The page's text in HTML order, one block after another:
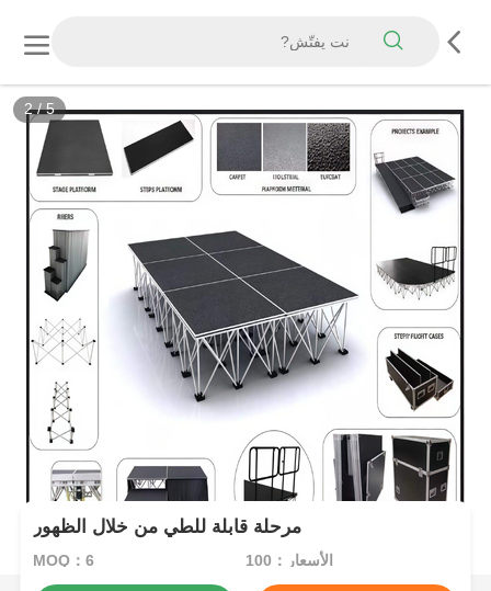
2/5
مرحلة قابلة للطي من خلال الظهور
MOQ：6 الأسعار：100